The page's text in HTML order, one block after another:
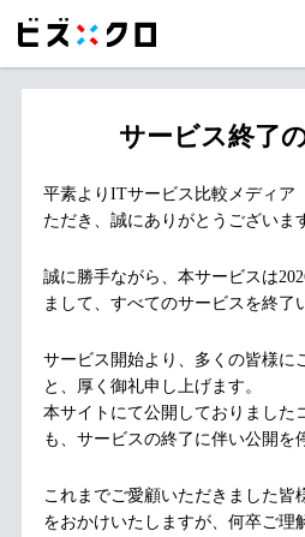
サービス終了
平素よりITサービス比較メディア
ただき、誠にありがとうございま
誠に勝手ながら、本サービスは
まして、すべてのサービスを終了
サービス開始より、多くの皆様に
と、厚く御礼申し上げます。
本サイトにて公開しておりました
も、サービスの終了に伴い公開を
これまでご愛顧いただきました皆
をおかけいたしますが、何卒ご理